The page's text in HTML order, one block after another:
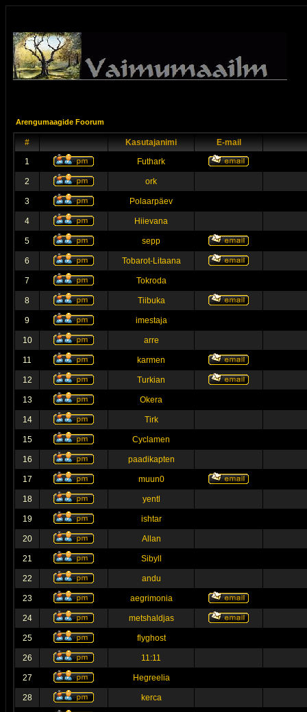
Arengumaagide Foorum
# Kasutajanimi
E-mail
1
Futhark
2 ork
3 Polaarpäev
4 Hiievana
5 sepp
6 Tobarot-Litaana
7 Tokroda
8 Tiibuka
9 imestaja
10 arre
11 karmen
12 Turkian
13 Okera
14 Tirk
15 Cyclamen
16 paadikapten
17 muun0
18 yentl
19 ishtar
20 Allan
21 Sibyll
22 andu
23 aegrimonia
24 metshaldjas
25 flyghost
26 11:11
27 Hegreelia
28 kerca